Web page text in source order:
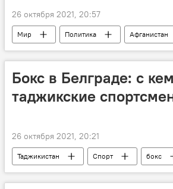
26 октября 2021, 20:57
Мир Политика Афганистан
Бокс в Белграде: с
таджикские
26 октября 2021, 20:21
Таджикистан Спорт бокс